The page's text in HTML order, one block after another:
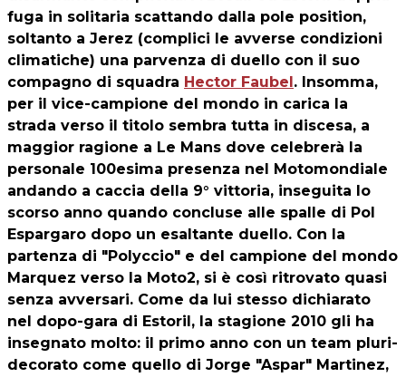
fuga in solitaria scattando dalla pole position,
soltanto a Jerez (complici le avverse condizioni
climatiche) una parvenza di duello con il suo
compagno di squadra Hector Faubel . Insomma,
per il vice-campione del mondo in carica la
strada verso il titolo sembra tutta in discesa, a
maggior ragione a Le Mans dove celebrerà la
personale 100esima presenza nel Motomondiale
andando a caccia della 9° vittoria, inseguita lo
scorso anno quando concluse alle spalle di Pol
Espargaro dopo un esaltante duello. Con la
partenza di "Polyccio" e del campione del mondo
Marquez verso la Moto2, si è così ritrovato quasi
senza avversari. Come da lui stesso dichiarato
nel dopo-gara di Estoril, la stagione 2010 gli ha
insegnato molto: il primo anno con un team pluri-
decorato come quello di Jorge "Aspar" Martinez,